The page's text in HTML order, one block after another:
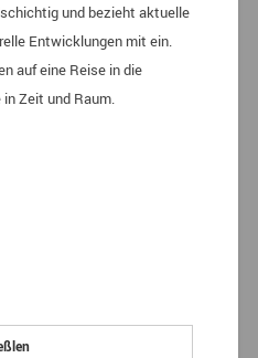
und bezieht aktuelle
Entwicklungen mit ein.
auf eine Reise in die
Zeit und Raum.